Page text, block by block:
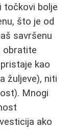
točkovi bolje
što je od
savršenu
obratite
kao
žuljeve), niti
Mnogi
ako